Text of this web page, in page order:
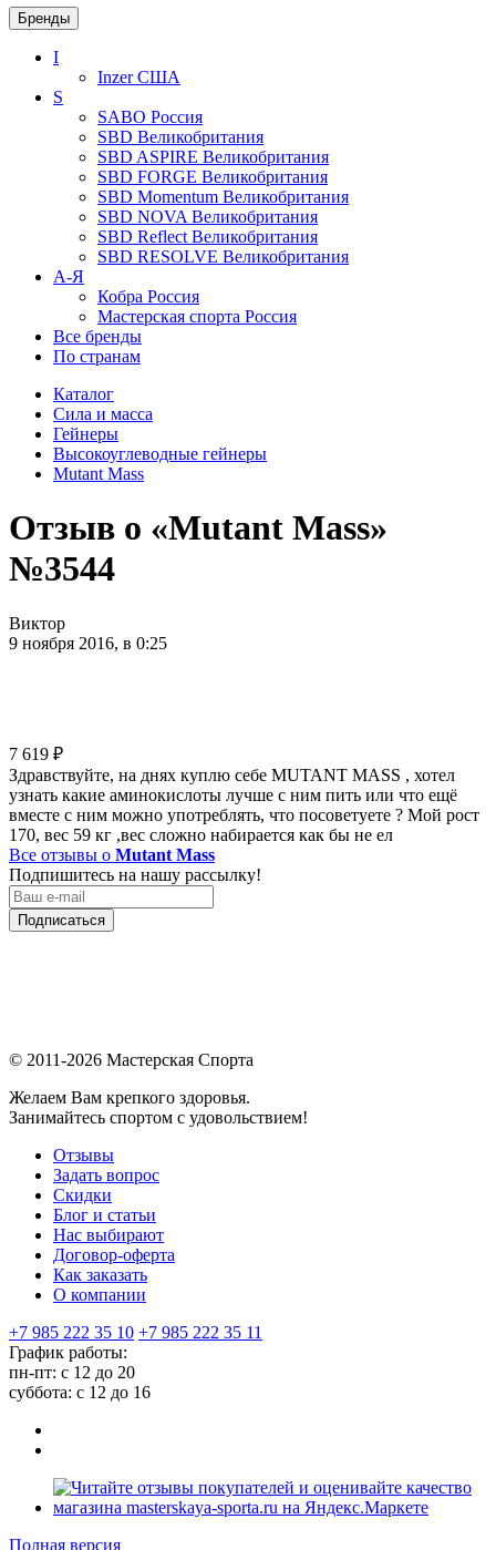
Бренды
I
InzerСША
S
SABO Россия
SBD Великобритания
SBD ASPIRE Великобритания
SBD FORGE Великобритания
SBD Momentum Великобритания
SBD NOVA Великобритания
SBD Reflect Великобритания
SBD RESOLVE Великобритания
А-Я
Кобра Россия
Мастерская спорта Россия
Все бренды
По странам
Каталог
Сила и масса
Гейнеры
Высокоуглеводные гейнеры
Mutant Mass
Отзыв о «Mutant Mass»
№3544
Виктор
9 ноября 2016, в 0:25
7 619 ₽
Здравствуйте, на днях куплю себе MUTANT MASS , хотел
узнать какие аминокислоты лучше с ним пить или что ещё
вместе с ним можно употреблять, что посоветуете ? Мой рост
170, вес 59 кг ,вес сложно набирается как бы не ел
Все отзывы о Mutant Mass
Подпишитесь на нашу рассылку!
Подписаться
© 2011-2026 Мастерская Спорта
Желаем Вам крепкого здоровья.
Занимайтесь спортом с удовольствием!
Отзывы
Задать вопрос
Скидки
Блог и статьи
Нас выбирают
Договор-оферта
Как заказать
О компании
+7 985 222 35 10 +7 985 222 35 11
График работы:
пн-пт: с 12 до 20
суббота: c 12 до 16
Полная версия